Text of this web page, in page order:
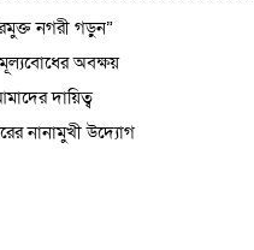
নগরী গড়ুন”
অবক্ষয়
দায়িত্ব
নানামুখী উদ্যোগ